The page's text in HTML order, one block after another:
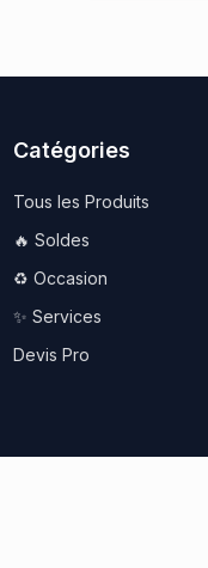
Catégories
Tous les Produits
🔥 Soldes
♻️ Occasion
✨ Services
Devis Pro